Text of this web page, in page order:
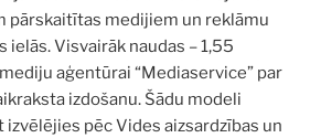
pārskaitītas medijiem un reklāmu
ielās. Visvairāk naudas – 1,55
aģentūrai “Mediaservice” par
izdošanu. Šādu modeli
pēc Vides aizsardzības un